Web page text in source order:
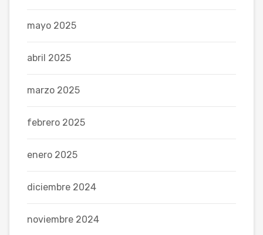
mayo 2025
abril 2025
marzo 2025
febrero 2025
enero 2025
diciembre 2024
noviembre 2024